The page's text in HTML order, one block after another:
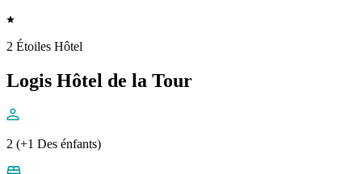
2 Étoiles Hôtel
Logis Hôtel de la Tour
2 (+1 Des énfants)